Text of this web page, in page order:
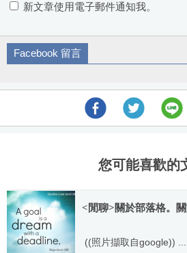
新文章使用電子郵件通知我。
Facebook 留言
您可能喜歡的
<閒聊>關於部落格。關
((照片擷取自google)) ...